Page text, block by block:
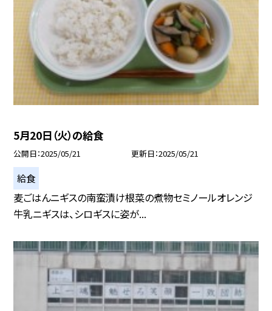
5月20日（火）の給食
公開日 2025/05/21 更新日 2025/05/21
給食
麦ごはんニギスの南蛮漬け根菜の煮物セミノールオレンジ
牛乳ニギスは、シロギスに姿が...